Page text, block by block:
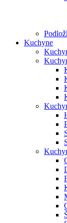
Kuchyne